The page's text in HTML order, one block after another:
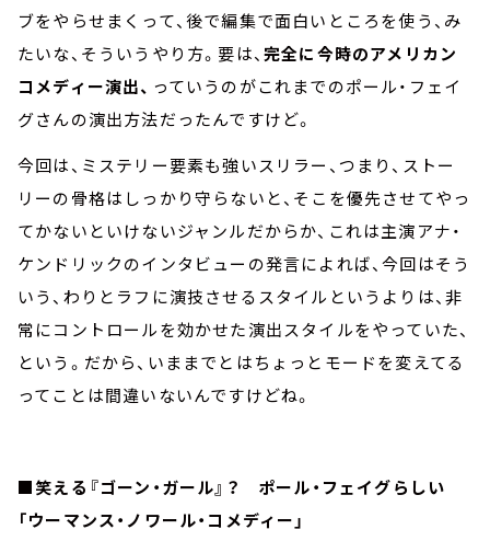
ブをやらせまくって、後で編集で面白いところを使う、み
たいな、そういうやり方。要は、 完全に今時のアメリカン
コメディー演出、 っていうのがこれまでのポール・フェイ
グさんの演出方法だったんですけど。
今回は、ミステリー要素も強いスリラー、つまり、ストー
リーの骨格はしっかり守らないと、そこを優先させてやっ
てかないといけないジャンルだからか、これは主演アナ・
ケンドリックのインタビューの発言によれば、今回はそう
いう、わりとラフに演技させるスタイルというよりは、非
常にコントロールを効かせた演出スタイルをやっていた、
という。だから、いままでとはちょっとモードを変えてる
ってことは間違いないんですけどね。
■笑える『ゴーン・ガール』？ ポール・フェイグらしい
「ウーマンス・ノワール・コメディー」